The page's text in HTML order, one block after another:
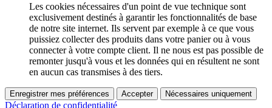
Les cookies nécessaires d'un point de vue technique sont
exclusivement destinés à garantir les fonctionnalités de base
de notre site internet. Ils servent par exemple à ce que vous
puissiez collecter des produits dans votre panier ou à vous
connecter à votre compte client. Il ne nous est pas possible de
remonter jusqu'à vous et les données qui en résultent ne sont
en aucun cas transmises à des tiers.
Enregistrer mes préférences Accepter Nécessaires uniquement
Déclaration de confidentialité